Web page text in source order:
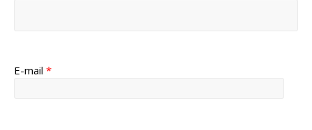
E-mail *